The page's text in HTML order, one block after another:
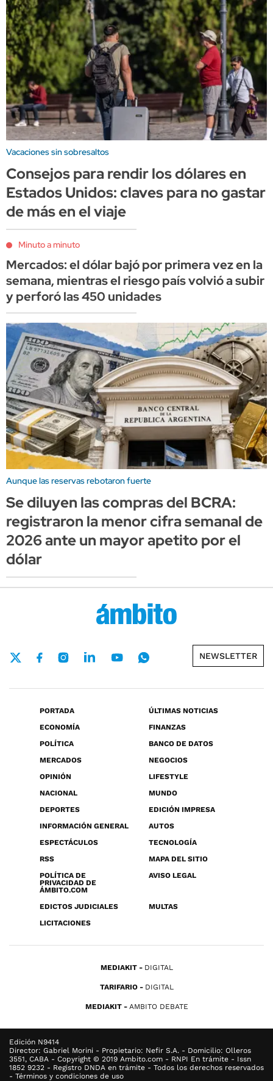
Vacaciones sin sobresaltos
Consejos para rendir los dólares en
Estados Unidos: claves para no gastar
de más en el viaje
Minuto a minuto
Mercados: el dólar bajó por primera vez en la
semana, mientras el riesgo país volvió a subir
y perforó las 450 unidades
Aunque las reservas rebotaron fuerte
Se diluyen las compras del BCRA:
registraron la menor cifra semanal de
2026 ante un mayor apetito por el
dólar
NEWSLETTER
PORTADA
ÚLTIMAS NOTICIAS
ECONOMÍA
FINANZAS
POLÍTICA
BANCO DE DATOS
MERCADOS
NEGOCIOS
OPINIÓN
LIFESTYLE
NACIONAL
MUNDO
DEPORTES
EDICIÓN IMPRESA
INFORMACIÓN GENERAL
AUTOS
ESPECTÁCULOS
TECNOLOGÍA
RSS
MAPA DEL SITIO
POLÍTICA DE
PRIVACIDAD DE
ÁMBITO.COM
AVISO LEGAL
EDICTOS JUDICIALES
MULTAS
LICITACIONES
MEDIAKIT DIGITAL
TARIFARIO DIGITAL
MEDIAKIT AMBITO DEBATE
Edición N9414
Director: Gabriel Morini - Propietario: Nefir S.A. - Domicilio: Olleros
3551, CABA - Copyright © 2019 Ambito.com - RNPI En trámite - Issn
1852 9232 - Registro DNDA en trámite - Todos los derechos reservados
- Términos y condiciones de uso